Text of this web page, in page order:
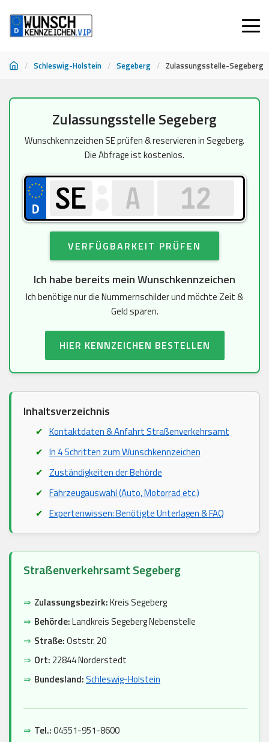
/ Schleswig-Holstein / Segeberg / Zulassungsstelle-Segeberg
springen
Zulassungsstelle Segeberg
Wunschkennzeichen SE prüfen & reservieren in Segeberg.
Die Abfrage ist kostenlos.
VERFÜGBARKEIT PRÜFEN
Ich habe bereits mein Wunschkennzeichen
Ich benötige nur die Nummernschilder und möchte Zeit &
Geld sparen.
HIER KENNZEICHEN BESTELLEN
Inhaltsverzeichnis
Kontaktdaten & Anfahrt Straßenverkehrsamt
In 4 Schritten zum Wunschkennzeichen
Zuständigkeiten der Behörde
Fahrzeugauswahl (Auto, Motorrad etc.)
Expertenwissen: Benötigte Unterlagen & FAQ
Straßenverkehrsamt Segeberg
⇒ Zulassungsbezirk:Kreis Segeberg
⇒ Behörde:Landkreis Segeberg Nebenstelle
⇒ Straße:Oststr. 20
⇒ Ort: 22844 Norderstedt
⇒ Bundesland:Schleswig-Holstein
⇒ Tel.:04551-951-8600